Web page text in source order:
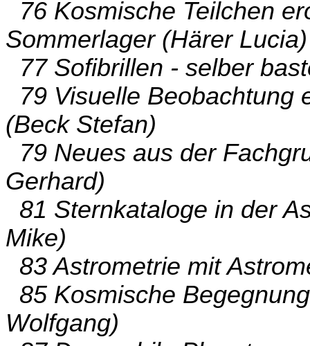
76 Kosmische Teilchen
Sommerlager (Härer Lucia)
77 Sofibrillen - selber
79 Visuelle Beobachtung
(Beck Stefan)
79 Neues aus der
Gerhard)
81 Sternkataloge in der
Mike)
83 Astrometrie mit
85 Kosmische
Wolfgang)